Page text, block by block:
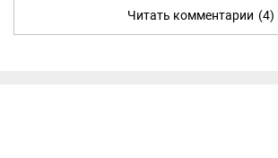
Читать комментарии (4)